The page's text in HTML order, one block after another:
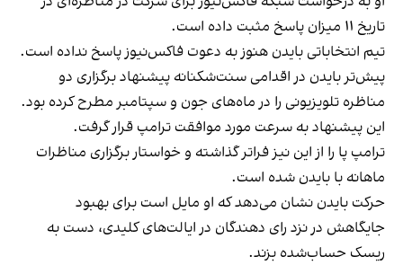
تاریخ ۱۱ میزان پاسخ مثبت داده است.
تیم انتخاباتی بایدن هنوز به دعوت فاکس‌نیوز پاسخ نداده است.
پیش‌تر بایدن در اقدامی سنت‌شکنانه پیشنهاد برگزاری دو
مناظره تلویزیونی را در ماه‌های جون و سپتامبر مطرح کرده بود.
این پیشنهاد به سرعت مورد موافقت ترامپ قرار گرفت.
ترامپ پا را از این نیز فراتر گذاشته و خواستار برگزاری مناظرات
ماهانه با بایدن شده است.
حرکت بایدن نشان می‌دهد که او مایل است برای بهبود
جایگاهش در نزد رای دهندگان در ایالت‌های کلیدی، دست به
ریسک حساب‌شده بزند.